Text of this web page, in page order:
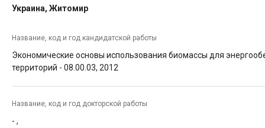
Украина, Житомир
Название, код и год кандидатской работы
Экономические основы использования биомассы для
территорий - 08.00.03, 2012
Название, код и год докторской работы
- ,